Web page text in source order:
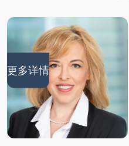
更多详情